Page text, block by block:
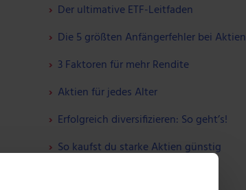
Der ultimative ETF-Leitfaden
Die 5 größten Anfängerfehler bei Aktien
3 Faktoren für mehr Rendite
Aktien für jedes Alter
Erfolgreich diversifizieren: So geht’s!
So kaufst du starke Aktien günstig